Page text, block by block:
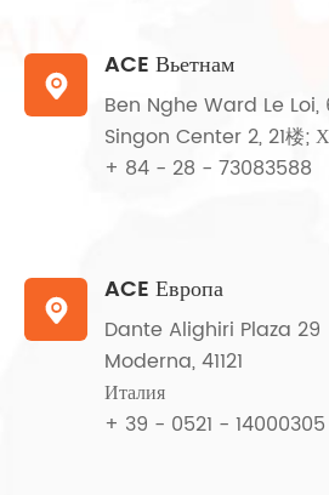

ACE Вьетнам
Ben Nghe Ward Le Loi,
Singon Center 2, 21楼;
+ 84 - 28 - 73083588

ACE Европа
Dante Alighiri Plaza 29
Moderna, 41121
Италия
+ 39 - 0521 - 14000305